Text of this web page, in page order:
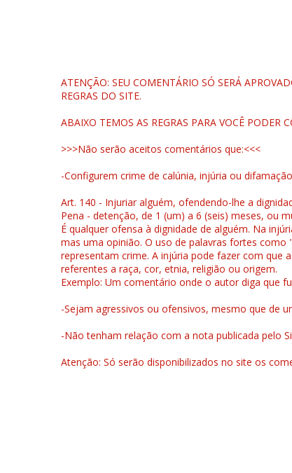
ATENÇÃO: SEU COMENTÁRIO SÓ SERÁ
REGRAS DO SITE.
ABAIXO TEMOS AS REGRAS PARA VOCÊ PODER
>>>Não serão aceitos comentários que:<<<
-Configurem crime de calúnia, injúria ou
Art. 140 - Injuriar alguém, ofendendo-lhe a
Pena - detenção, de 1 (um) a 6 (seis) meses, ou
É qualquer ofensa à dignidade de alguém. Na
mas uma opinião. O uso de palavras fortes
representam crime. A injúria pode fazer com que
referentes a raça, cor, etnia, religião ou origem.
Exemplo: Um comentário onde o autor diga que
-Sejam agressivos ou ofensivos, mesmo que de
-Não tenham relação com a nota publicada pelo
Atenção: Só serão disponibilizados no site os